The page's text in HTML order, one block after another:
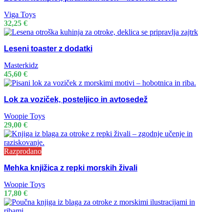
Viga Toys
32,25 €
Leseni toaster z dodatki
Masterkidz
45,60 €
Lok za voziček, posteljico in avtosedež
Woopie Toys
29,00 €
Razprodano
Mehka knjižica z repki morskih živali
Woopie Toys
17,80 €